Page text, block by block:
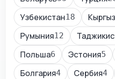
Узбекистан18
Румыния12
Польша6 Эстония5
Болгария4 Сербия4